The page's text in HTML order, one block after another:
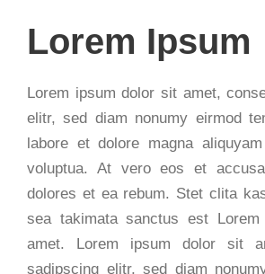
Lorem Ipsum
Lorem ipsum dolor sit amet,
elitr, sed diam nonumy eirmod
labore et dolore magna
voluptua. At vero eos et
dolores et ea rebum. Stet clita
sea takimata sanctus est
amet. Lorem ipsum dolor sit
sadipscing elitr, sed diam